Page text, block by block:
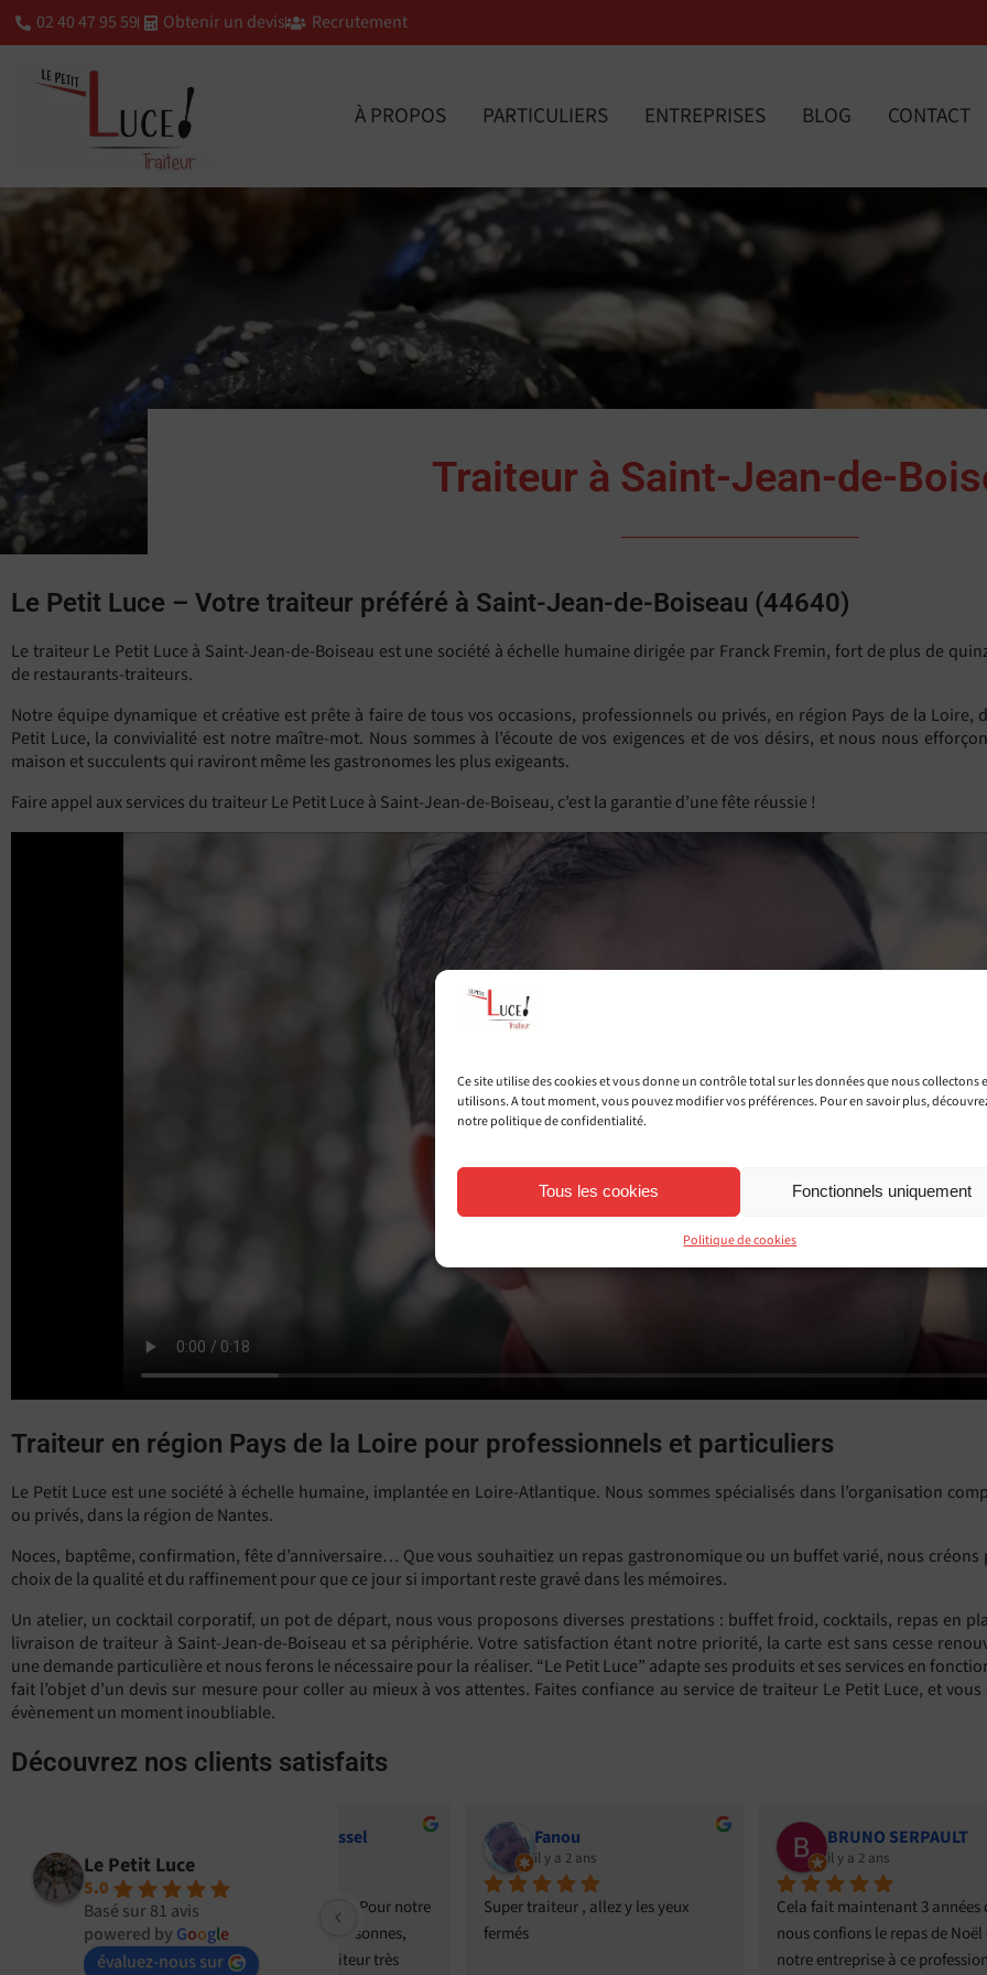
Ce site utilise des cookies et vous donne un contrôle total sur les données que nous collectons
utilisons. A tout moment, vous pouvez modifier vos préférences. Pour en savoir plus,
notre politique de confidentialité.
Tous les cookies Fonctionnels uniquement
Politique de cookies
02 40 47 95 59 Obtenir un devis Recrutement
À PROPOS PARTICULIERS ENTREPRISES BLOG CONTACT
Traiteur à Saint-Jean-de-
Le Petit Luce – Votre traiteur préféré à Saint-Jean-de-Boiseau (44640)
Le traiteur Le Petit Luce à Saint-Jean-de-Boiseau est une société à échelle humaine dirigée par Franck Fremin, fort de plus de
de restaurants-traiteurs.
Notre équipe dynamique et créative est prête à faire de tous vos occasions, professionnels ou privés, en région Pays de la Loire,
Petit Luce, la convivialité est notre maître-mot. Nous sommes à l’écoute de vos exigences et de vos désirs, et nous nous
maison et succulents qui raviront même les gastronomes les plus exigeants.
Faire appel aux services du traiteur Le Petit Luce à Saint-Jean-de-Boiseau, c’est la garantie d’une fête réussie !
Traiteur en région Pays de la Loire pour professionnels et particuliers
Le Petit Luce est une société à échelle humaine, implantée en Loire-Atlantique. Nous sommes spécialisés dans l’organisation
ou privés, dans la région de Nantes.
Noces, baptême, confirmation, fête d’anniversaire… Que vous souhaitiez un repas gastronomique ou un buffet varié, nous
choix de la qualité et du raffinement pour que ce jour si important reste gravé dans les mémoires.
Un atelier, un cocktail corporatif, un pot de départ, nous vous proposons diverses prestations : buffet froid, cocktails, repas en
livraison de traiteur à Saint-Jean-de-Boiseau et sa périphérie. Votre satisfaction étant notre priorité, la carte est sans cesse
une demande particulière et nous ferons le nécessaire pour la réaliser. “Le Petit Luce” adapte ses produits et ses services en
fait l’objet d’un devis sur mesure pour coller au mieux à vos attentes. Faites confiance au service de traiteur Le Petit Luce, et
évènement un moment inoubliable.
Découvrez nos clients satisfaits
Le Petit Luce
5.0
Basé sur 81 avis
powered by Google
évaluez-nous sur
il y a 2 ans
Une très bonne adresse ! Pour notre
repas de famille à 35 personnes,
tout a été parfait ! Traiteur très
Fanou
Super traiteur , allez y les yeux
fermés
BRUNO SERPAULT
Cela fait maintenant 3 années que
nous confions le repas de Noël de
notre entreprise à ce professionnel
Un